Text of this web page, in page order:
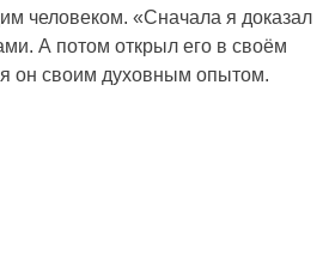
человеком. «Сначала я доказал
А потом открыл его в своём
он своим духовным опытом.